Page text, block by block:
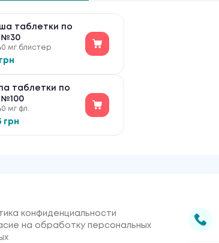
таблетки по
№30
мг блистер
таблетки по
№100
мг фл.
грн
конфиденциальности
на обработку персональных